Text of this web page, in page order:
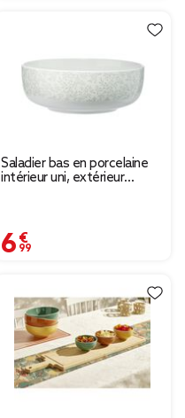
Saladier bas en porcelaine
intérieur uni, extérieur
6,99 €